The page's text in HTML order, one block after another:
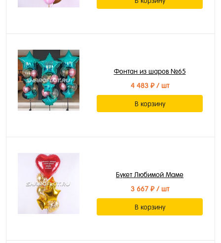
Фонтан из шаров №65
4 483 ₽/ шт
В корзину
Букет Любимой Маме
3 667 ₽/ шт
В корзину